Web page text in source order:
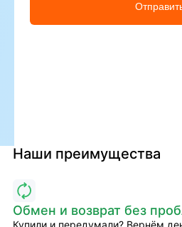
Наши преимущества
Обмен и возврат без
Купили и передумали? Вернём